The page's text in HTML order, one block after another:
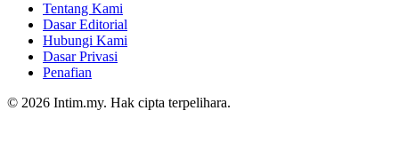
Tentang Kami
Dasar Editorial
Hubungi Kami
Dasar Privasi
Penafian
© 2026 Intim.my. Hak cipta terpelihara.